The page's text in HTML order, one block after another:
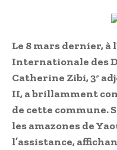
Le 8 mars dernier, à
Internationale des
Catherine Zibi, 3ᵉ
II, a brillamment
de cette commune.
les amazones de
l’assistance,